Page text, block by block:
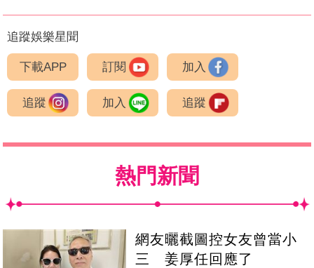
追蹤娛樂星聞
下載APP 訂閱 加入
追蹤 加入 追蹤
熱門新聞
網友曬截圖控女友曾當小
三 姜厚任回應了